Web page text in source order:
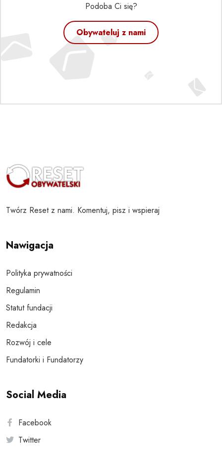
Podoba Ci się?
Obywateluj z nami
Twórz Reset z nami. Komentuj, pisz i wspieraj
Nawigacja
Polityka prywatności
Regulamin
Statut fundacji
Redakcja
Rozwój i cele
Fundatorki i Fundatorzy
Social Media
Facebook
Twitter